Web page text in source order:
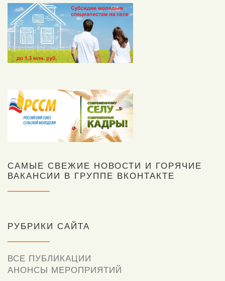
САМЫЕ СВЕЖИЕ НОВОСТИ И ГОРЯЧИЕ
ВАКАНСИИ В ГРУППЕ ВКОНТАКТЕ
РУБРИКИ САЙТА
ВСЕ ПУБЛИКАЦИИ
АНОНСЫ МЕРОПРИЯТИЙ